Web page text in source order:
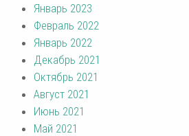
Январь 2023
Февраль 2022
Январь 2022
Декабрь 2021
Октябрь 2021
Август 2021
Июнь 2021
Май 2021